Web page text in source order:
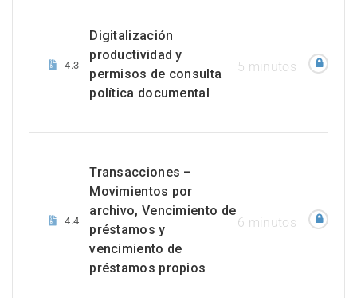
4.3
Digitalización
productividad y
permisos de consulta
política documental
5 minutos
4.4
Transacciones –
Movimientos por
archivo, Vencimiento de
préstamos y
vencimiento de
préstamos propios
6 minutos